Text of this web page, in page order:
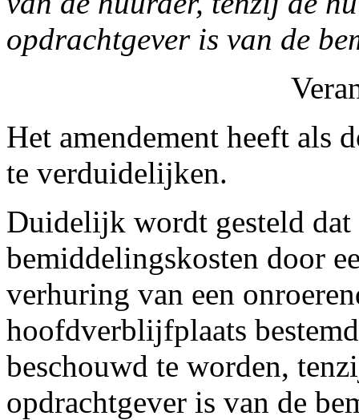
opdrachtgever is van de
Het amendement heeft als
te verduidelijken.
Duidelijk wordt gesteld dat
bemiddelingskosten door
verhuring van een
hoofdverblijfplaats
beschouwd te worden,
opdrachtgever is van de